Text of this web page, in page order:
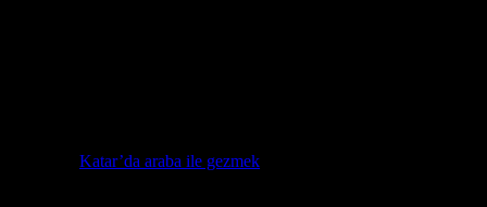
Katar’da araba ile gezmek